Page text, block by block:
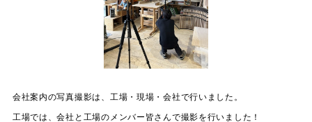
会社案内の写真撮影は、工場・現場・会社で行いました。
工場では、会社と工場のメンバー皆さんで撮影を行いました！